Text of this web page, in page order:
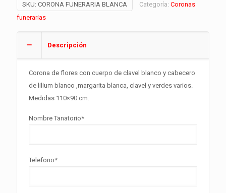
cantidad
SKU: CORONA FUNERARIA BLANCA Categoría: Coronas
funerarias
Descripción
Corona de flores con cuerpo de clavel blanco y cabecero
de lilium blanco ,margarita blanca, clavel y verdes varios.
Medidas 110×90 cm.
Nombre Tanatorio*
Telefono*